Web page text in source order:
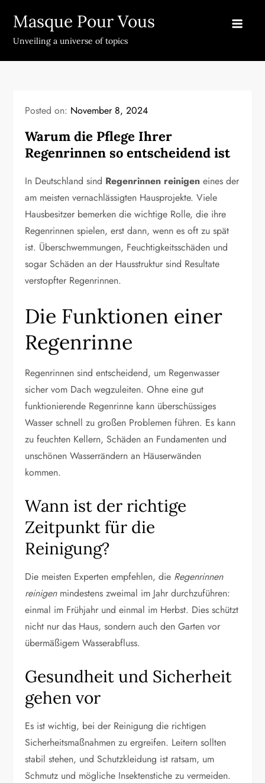
content
Masque Pour Vous
Unveiling a universe of topics
Posted on: November 8, 2024
Warum die Pflege Ihrer
Regenrinnen so entscheidend ist
In Deutschland sind Regenrinnen reinigen eines der
am meisten vernachlässigten Hausprojekte. Viele
Hausbesitzer bemerken die wichtige Rolle, die ihre
Regenrinnen spielen, erst dann, wenn es oft zu spät
ist. Überschwemmungen, Feuchtigkeitsschäden und
sogar Schäden an der Hausstruktur sind Resultate
verstopfter Regenrinnen.
Die Funktionen einer
Regenrinne
Regenrinnen sind entscheidend, um Regenwasser
sicher vom Dach wegzuleiten. Ohne eine gut
funktionierende Regenrinne kann überschüssiges
Wasser schnell zu großen Problemen führen. Es kann
zu feuchten Kellern, Schäden an Fundamenten und
unschönen Wasserrändern an Häuserwänden
kommen.
Wann ist der richtige
Zeitpunkt für die
Reinigung?
Die meisten Experten empfehlen, die Regenrinnen
reinigenmindestens zweimal im Jahr durchzuführen:
einmal im Frühjahr und einmal im Herbst. Dies schützt
nicht nur das Haus, sondern auch den Garten vor
übermäßigem Wasserabfluss.
Gesundheit und Sicherheit
gehen vor
Es ist wichtig, bei der Reinigung die richtigen
Sicherheitsmaßnahmen zu ergreifen. Leitern sollten
stabil stehen, und Schutzkleidung ist ratsam, um
Schmutz und mögliche Insektenstiche zu vermeiden.